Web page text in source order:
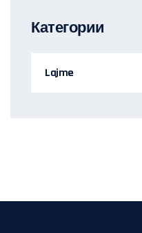
Категории
Lajme